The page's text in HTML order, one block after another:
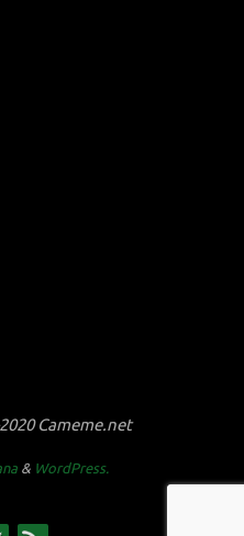
Cameme.net
& WordPress.